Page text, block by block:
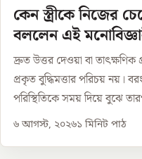
কেন স্ত্রীকে নিজের
বললেন এই
দ্রুত উত্তর দেওয়া বা তাৎক্ষণিক
প্রকৃত বুদ্ধিমত্তার পরিচয় নয়।
পরিস্থিতিকে সময় দিয়ে বুঝে
৬ আগস্ট, ২০২৬১ মিনিট পাঠ